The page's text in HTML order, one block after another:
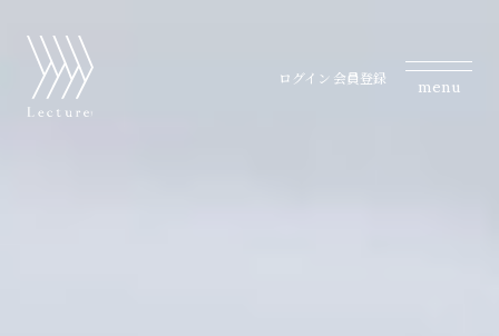
ログイン 会員登録 menu